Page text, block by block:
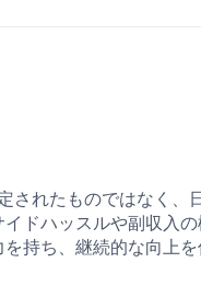
れたものではなく、
ドハッスルや副収入
持ち、継続的な向上